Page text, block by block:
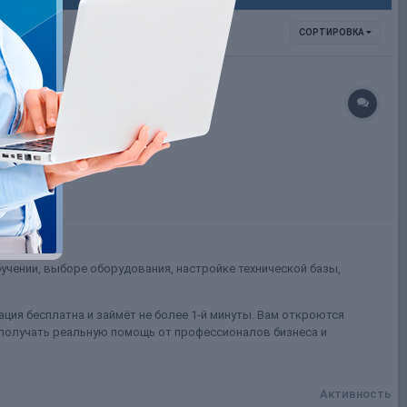
СОРТИРОВКА
выборе оборудования, настройке технической базы,
бесплатна и займёт не более 1-й минуты. Вам откроются
реальную помощь от профессионалов бизнеса и
Активность